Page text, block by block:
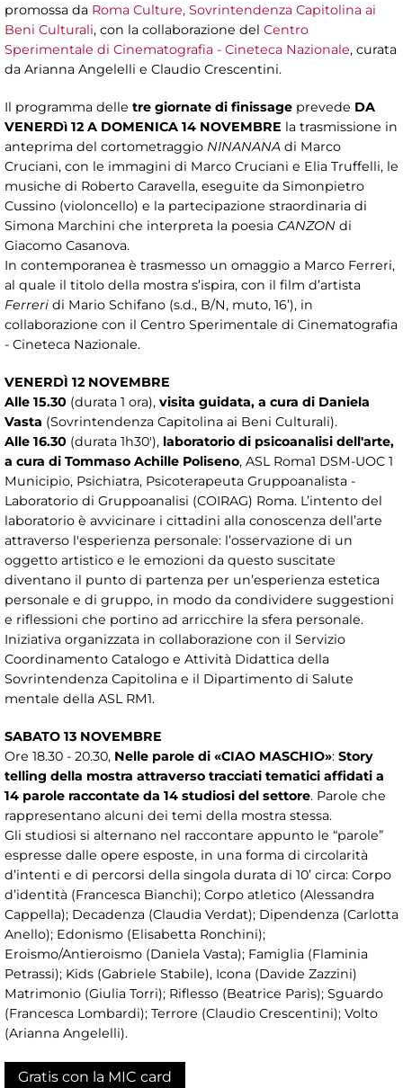
promossa da Roma Culture, Sovrintendenza Capitolina ai
Beni Culturali, con la collaborazione del Centro
Sperimentale di Cinematografia - Cineteca Nazionale, curata
da Arianna Angelelli e Claudio Crescentini.
Il programma delle tre giornate di finissage prevede DA
VENERDì 12 A DOMENICA 14 NOVEMBRE la trasmissione in
anteprima del cortometraggio NINANANA di Marco
Cruciani, con le immagini di Marco Cruciani e Elia Truffelli, le
musiche di Roberto Caravella, eseguite da Simonpietro
Cussino (violoncello) e la partecipazione straordinaria di
Simona Marchini che interpreta la poesia CANZON di
Giacomo Casanova.
In contemporanea è trasmesso un omaggio a Marco Ferreri,
al quale il titolo della mostra s’ispira, con il film d’artista
Ferreri di Mario Schifano (s.d., B/N, muto, 16’), in
collaborazione con il Centro Sperimentale di Cinematografia
- Cineteca Nazionale.
VENERDÌ 12 NOVEMBRE
Alle 15.30 (durata 1 ora), visita guidata, a cura di Daniela
Vasta (Sovrintendenza Capitolina ai Beni Culturali).
Alle 16.30 (durata 1h30'), laboratorio di psicoanalisi dell'arte,
a cura di Tommaso Achille Poliseno, ASL Roma1 DSM-UOC 1
Municipio, Psichiatra, Psicoterapeuta Gruppoanalista -
Laboratorio di Gruppoanalisi (COIRAG) Roma. L’intento del
laboratorio è avvicinare i cittadini alla conoscenza dell’arte
attraverso l'esperienza personale: l’osservazione di un
oggetto artistico e le emozioni da questo suscitate
diventano il punto di partenza per un’esperienza estetica
personale e di gruppo, in modo da condividere suggestioni
e riflessioni che portino ad arricchire la sfera personale.
Iniziativa organizzata in collaborazione con il Servizio
Coordinamento Catalogo e Attività Didattica della
Sovrintendenza Capitolina e il Dipartimento di Salute
mentale della ASL RM1.
SABATO 13 NOVEMBRE
Ore 18.30 - 20.30, Nelle parole di «CIAO MASCHIO»: Story
telling della mostra attraverso tracciati tematici affidati a
14 parole raccontate da 14 studiosi del settore. Parole che
rappresentano alcuni dei temi della mostra stessa.
Gli studiosi si alternano nel raccontare appunto le “parole”
espresse dalle opere esposte, in una forma di circolarità
d’intenti e di percorsi della singola durata di 10’ circa: Corpo
d’identità (Francesca Bianchi); Corpo atletico (Alessandra
Cappella); Decadenza (Claudia Verdat); Dipendenza (Carlotta
Anello); Edonismo (Elisabetta Ronchini);
Eroismo/Antieroismo (Daniela Vasta); Famiglia (Flaminia
Petrassi); Kids (Gabriele Stabile), Icona (Davide Zazzini)
Matrimonio (Giulia Torri); Riflesso (Beatrice Paris); Sguardo
(Francesca Lombardi); Terrore (Claudio Crescentini); Volto
(Arianna Angelelli).
Gratis con la MIC card